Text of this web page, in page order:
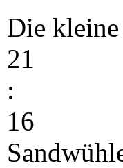
Die kleine
21
:
16